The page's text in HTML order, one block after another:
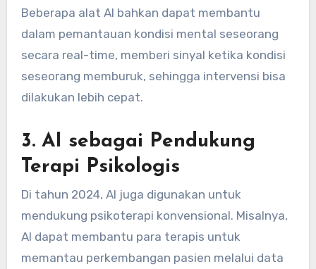
Beberapa alat AI bahkan dapat membantu
dalam pemantauan kondisi mental seseorang
secara real-time, memberi sinyal ketika kondisi
seseorang memburuk, sehingga intervensi bisa
dilakukan lebih cepat.
3. AI sebagai Pendukung
Terapi Psikologis
Di tahun 2024, AI juga digunakan untuk
mendukung psikoterapi konvensional. Misalnya,
AI dapat membantu para terapis untuk
memantau perkembangan pasien melalui data